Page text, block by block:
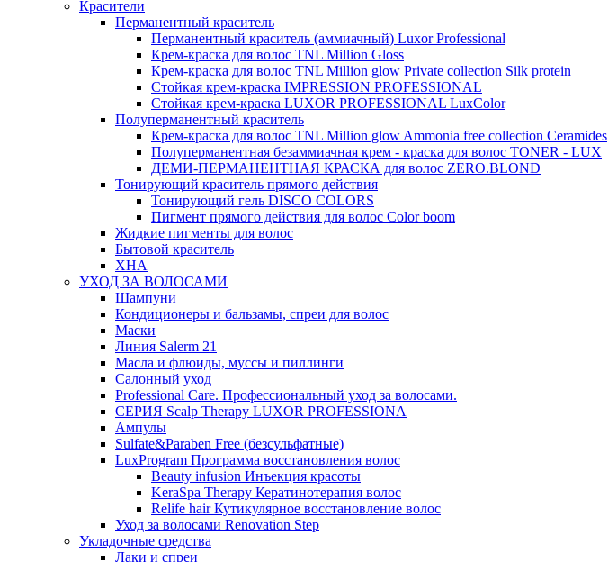
Красители
Перманентный краситель
Перманентный краситель (аммиачный) Luxor Professional
Крем-краска для волос TNL Million Gloss
Крем-краска для волос TNL Million glow Private collection Silk protein
Стойкая крем-краска IMPRESSION PROFESSIONAL
Стойкая крем-краска LUXOR PROFESSIONAL LuxColor
Полуперманентный краситель
Крем-краска для волос TNL Million glow Ammonia free collection Ceramides
Полуперманентная безаммиачная крем - краска для волос TONER - LUX
ДЕМИ-ПЕРМАНЕНТНАЯ КРАСКА для волос ZERO.BLOND
Тонирующий краситель прямого действия
Тонирующий гель DISCO COLORS
Пигмент прямого действия для волос Color boom
Жидкие пигменты для волос
Бытовой краситель
ХНА
УХОД ЗА ВОЛОСАМИ
Шампуни
Кондиционеры и бальзамы, спреи для волос
Маски
Линия Salerm 21
Масла и флюиды, муссы и пиллинги
Салонный уход
Professional Care. Профессиональный уход за волосами.
СЕРИЯ Scalp Therapy LUXOR PROFESSIONA
Ампулы
Sulfate&Paraben Free (безсульфатные)
LuxProgram Программа восстановления волос
Beauty infusion Инъекция красоты
KeraSpa Therapy Кератинотерапия волос
Relife hair Кутикулярное восстановление волос
Уход за волосами Renovation Step
Укладочные средства
Лаки и спреи